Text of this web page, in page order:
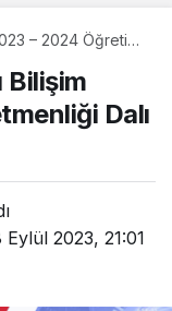
– 2024 Öğretim
Alanı Ağ
Dalı Yıllık
Bilişim
Dalı
Eylül 2023, 21:01